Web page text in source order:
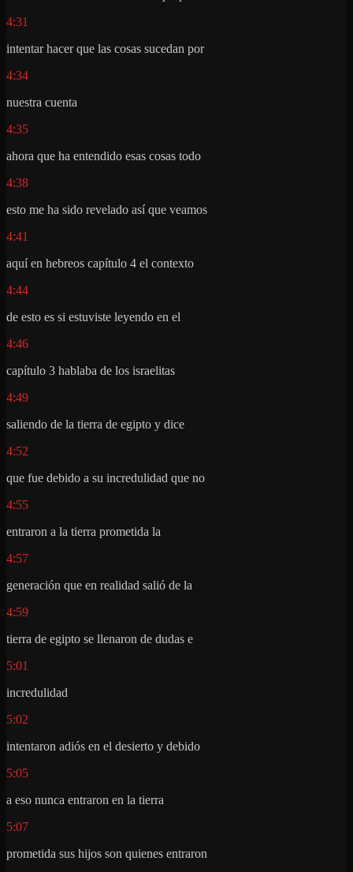
4:31
intentar hacer que las cosas sucedan por
4:34
nuestra cuenta
4:35
ahora que ha entendido esas cosas todo
4:38
esto me ha sido revelado así que veamos
4:41
aquí en hebreos capítulo 4 el contexto
4:44
de esto es si estuviste leyendo en el
4:46
capítulo 3 hablaba de los israelitas
4:49
saliendo de la tierra de egipto y dice
4:52
que fue debido a su incredulidad que no
4:55
entraron a la tierra prometida la
4:57
generación que en realidad salió de la
4:59
tierra de egipto se llenaron de dudas e
5:01
incredulidad
5:02
intentaron adiós en el desierto y debido
5:05
a eso nunca entraron en la tierra
5:07
prometida sus hijos son quienes entraron